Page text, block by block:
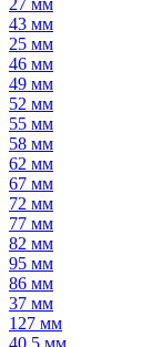
27 мм
43 мм
25 мм
46 мм
49 мм
52 мм
55 мм
58 мм
62 мм
67 мм
72 мм
77 мм
82 мм
95 мм
86 мм
37 мм
127 мм